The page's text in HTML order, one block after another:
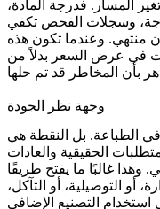
المسار. فدرجة المادة،
وسجلات الفحص تكفي
منتهي. وعندما تكون هذه
في عرض السعر بدلاً من
وجهة نظر الجودة
الطباعة. بل النقطة هي
الحقيقية والعادات
غالبًا ما يفتح طريقًا
أو التوصيلية، أو التآكل،